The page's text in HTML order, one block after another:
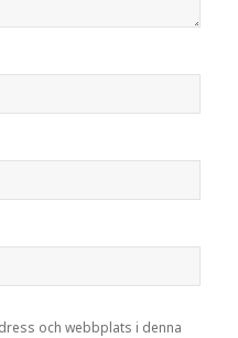
och webbplats i denna